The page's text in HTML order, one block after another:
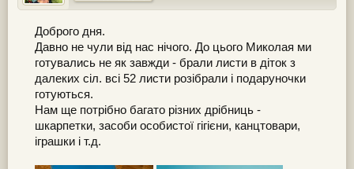
Доброго дня.
Давно не чули від нас нічого. До цього Миколая ми
готувались не як завжди - брали листи в діток з
далеких сіл. всі 52 листи розібрали і подаруночки
готуються.
Нам ще потрібно багато різних дрібниць -
шкарпетки, засоби особистої гігієни, канцтовари,
іграшки і т.д.